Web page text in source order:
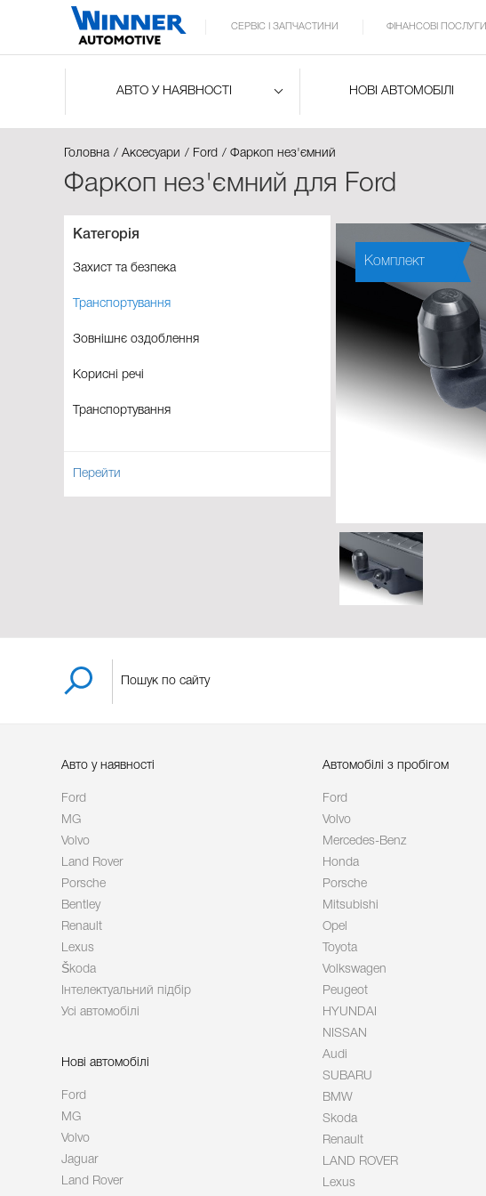
СЕРВІС І ЗАПЧАСТИНИ ФІНАНСОВІ ПОСЛУГИ
АВТО У НАЯВНОСТІ НОВІ АВТОМОБІЛІ
Головна Аксесуари Ford Фаркоп нез'ємний
Фаркоп нез'ємний для Ford
Категорія
Захист та безпека
Транспортування
Зовнішнє оздоблення
Корисні речі
Транспортування
Перейти
Комплект
Авто у наявності
Ford
MG
Volvo
Land Rover
Porsche
Bentley
Renault
Lexus
Škoda
Інтелектуальний підбір
Усі автомобілі
Нові автомобілі
Ford
MG
Volvo
Jaguar
Land Rover
Автомобілі з пробігом
Ford
Volvo
Mercedes-Benz
Honda
Porsche
Mitsubishi
Opel
Toyota
Volkswagen
Peugeot
HYUNDAI
NISSAN
Audi
SUBARU
BMW
Skoda
Renault
LAND ROVER
Lexus